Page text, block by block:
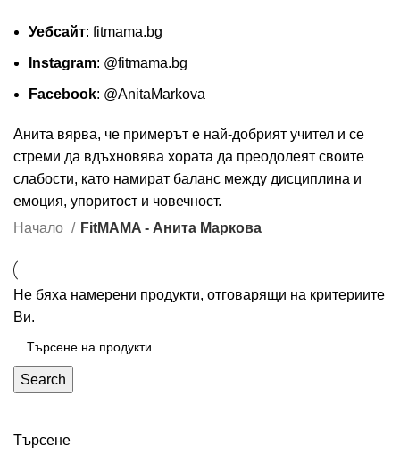
Търсене
Уебсайт: fitmama.bg
Instagram: @fitmama.bg
Facebook: @AnitaMarkova
Анита вярва, че примерът е най-добрият учител и се
стреми да вдъхновява хората да преодолеят своите
слабости, като намират баланс между дисциплина и
емоция, упоритост и човечност.
Начало
FitMAMA - Анита Маркова
Не бяха намерени продукти, отговарящи на критериите
Ви.
Search